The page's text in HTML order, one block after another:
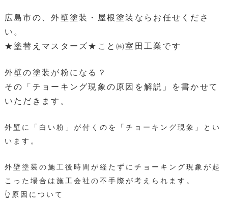
広島市の、外壁塗装・
屋根塗装ならお任せくださ
い。
★塗替えマスターズ★こと㈱室田工業です
外壁の塗装が粉になる？
その「チョーキング現象の原因を解説」を書かせて
いただきます。
外壁に「白い粉」が付くのを「チョーキング現象」とい
います。
外壁塗装の施工後時間が経たずにチョーキング現象が起
こった場合は施工会社の不手際が考えられます。
👆原因について